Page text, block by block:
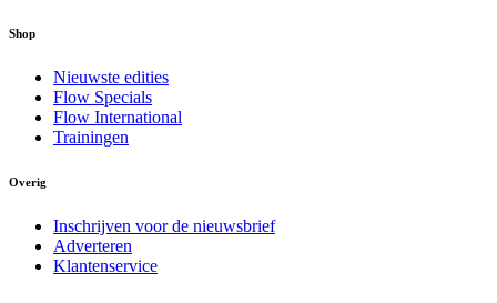
Shop
Nieuwste edities
Flow Specials
Flow International
Trainingen
Overig
Inschrijven voor de nieuwsbrief
Adverteren
Klantenservice